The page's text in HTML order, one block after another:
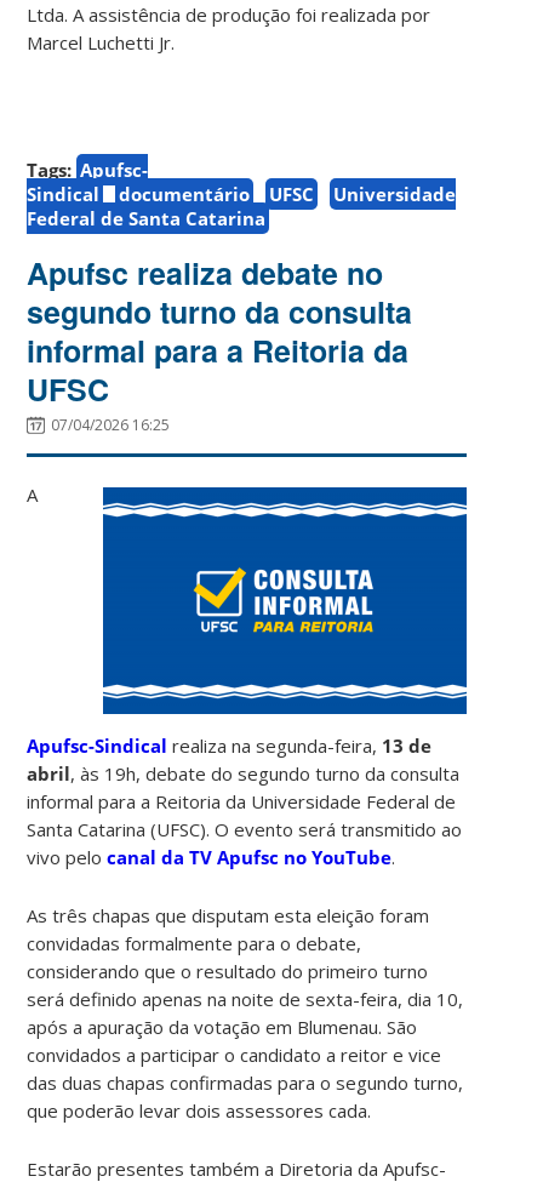
Ltda. A assistência de produção foi realizada por
Marcel Luchetti Jr.
Tags: Apufsc-
Sindical
documentário UFSC
Universidade
Federal de Santa Catarina
Apufsc realiza debate no
segundo turno da consulta
informal para a Reitoria da
UFSC
07/04/2026 16:25
A
Apufsc-Sindical realiza na segunda-feira, 13 de
abril, às 19h, debate do segundo turno da consulta
informal para a Reitoria da Universidade Federal de
Santa Catarina (UFSC). O evento será transmitido ao
vivo pelocanal da TV Apufsc no YouTube.
As três chapas que disputam esta eleição foram
convidadas formalmente para o debate,
considerando que o resultado do primeiro turno
será definido apenas na noite de sexta-feira, dia 10,
após a apuração da votação em Blumenau. São
convidados a participar o candidato a reitor e vice
das duas chapas confirmadas para o segundo turno,
que poderão levar dois assessores cada.
Estarão presentes também a Diretoria da Apufsc-